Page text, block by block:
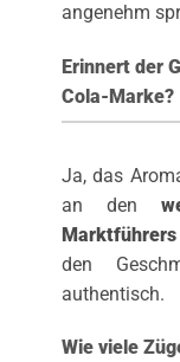
angenehm
Erinnert der
Cola-Marke?
Ja, das
an den
Marktführers
den
authentisch.
Wie viele